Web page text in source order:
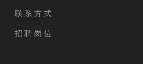
联 系 方 式
招 聘 岗 位